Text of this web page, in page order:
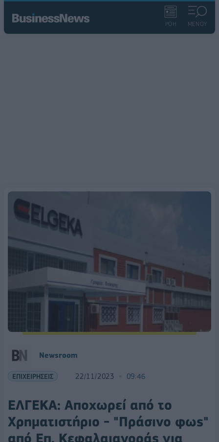
ΡΟΗ ΜΕΝΟΥ
Newsroom
ΕΠΙΧΕΙΡΗΣΕΙΣ 22/11/2023 09:46
ΕΛΓΕΚΑ: Αποχωρεί από το
Χρηματιστήριο - "Πράσινο φως"
από Επ. Κεφαλαιαγοράς για